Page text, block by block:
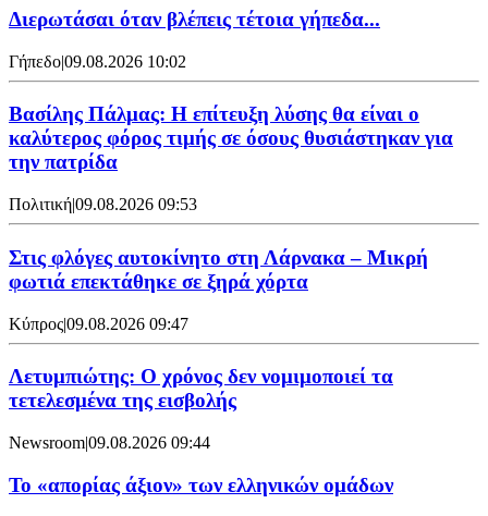
Διερωτάσαι όταν βλέπεις τέτοια γήπεδα...
Γήπεδο|09.08.2026 10:02
Βασίλης Πάλμας: Η επίτευξη λύσης θα είναι ο
καλύτερος φόρος τιμής σε όσους θυσιάστηκαν για
την πατρίδα
Πολιτική|09.08.2026 09:53
Στις φλόγες αυτοκίνητο στη Λάρνακα – Μικρή
φωτιά επεκτάθηκε σε ξηρά χόρτα
Κύπρος|09.08.2026 09:47
Λετυμπιώτης: Ο χρόνος δεν νομιμοποιεί τα
τετελεσμένα της εισβολής
Newsroom|09.08.2026 09:44
Το «απορίας άξιον» των ελληνικών ομάδων